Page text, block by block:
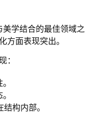
学结合的最佳领域之
方面表现突出。
：
构内部。